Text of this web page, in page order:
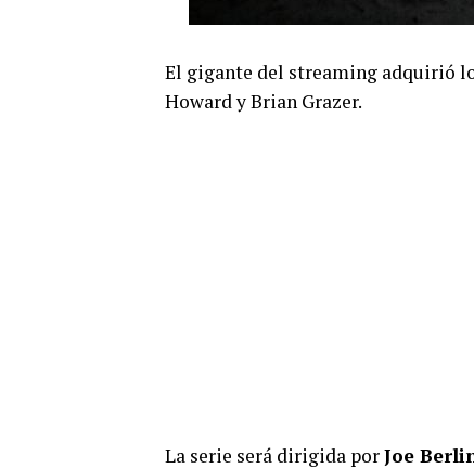
El gigante del streaming adquirió
Howard y Brian Grazer.
La serie será dirigida porJoe